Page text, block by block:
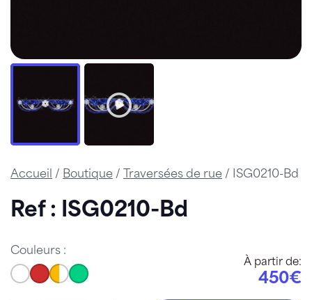
Accueil / Boutique / Traversées de rue / ISG0210-Bd
Ref : ISG0210-Bd
Couleurs :
À partir de:
450€